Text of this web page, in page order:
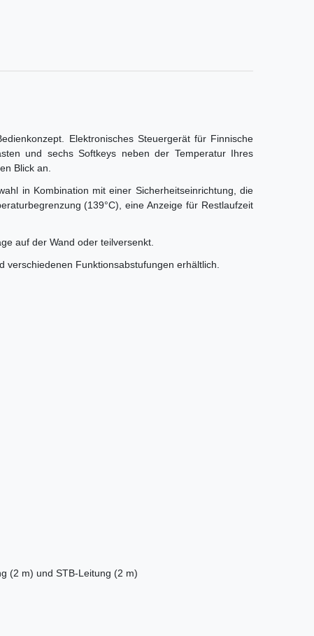
Elektronisches Steuergerät für Finnische
und sechs Softkeys neben der Temperatur Ihres
Blick an.
in Kombination mit einer Sicherheitseinrichtung, die
(139°C), eine Anzeige für Restlaufzeit
auf der Wand oder teilversenkt.
verschiedenen Funktionsabstufungen erhältlich.
(2 m) und STB-Leitung (2 m)